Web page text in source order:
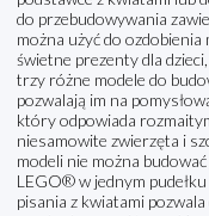
do przebudowywania
można użyć do
świetne prezenty dla
trzy różne modele do
pozwalają im na
który odpowiada
niesamowite zwierzęta i
modeli nie można
LEGO® w jednym
pisania z kwiatami